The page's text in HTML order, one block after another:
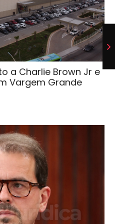
a Charlie Brown Jr e
Vargem Grande